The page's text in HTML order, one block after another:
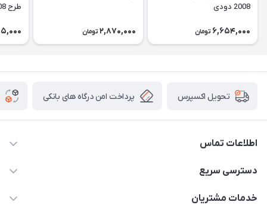
2008 دودی
6,654,000 تومان 2,870,000 تومان
طرح 3008 دودی
تحویل اکسپرس پرداخت امن درگاه های بانکی
اطلاعات تماس
09012926386
دسترسی سریع
حساب کاربری
خدمات مشتریان